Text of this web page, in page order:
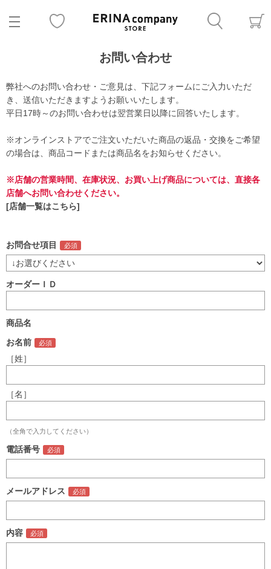
お問い合わせ
弊社へのお問い合わせ・ご意見は、下記フォームにご入力いただ
き、送信いただきますようお願いいたします。
平日17時～のお問い合わせは翌営業日以降に回答いたします。
※オンラインストアでご注文いただいた商品の返品・交換をご希望
の場合は、商品コードまたは商品名をお知らせください。
※店舗の営業時間、在庫状況、お買い上げ商品については、直接各
店舗へお問い合わせください。
[店舗一覧はこちら]
お問合せ項目
オーダーＩＤ
商品名
お名前
［姓］
［名］
（全角で入力してください）
電話番号
メールアドレス
内容